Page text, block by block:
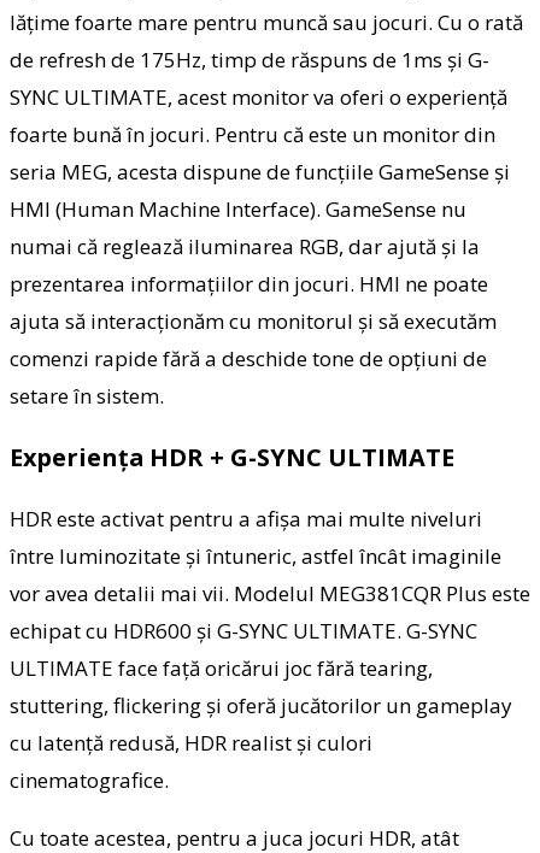
lățime foarte mare pentru muncă sau jocuri. Cu o rată
de refresh de 175Hz, timp de răspuns de 1ms și G-
SYNC ULTIMATE, acest monitor va oferi o experiență
foarte bună în jocuri. Pentru că este un monitor din
seria MEG, acesta dispune de funcțiile GameSense și
HMI (Human Machine Interface). GameSense nu
numai că reglează iluminarea RGB, dar ajută și la
prezentarea informațiilor din jocuri. HMI ne poate
ajuta să interacționăm cu monitorul și să executăm
comenzi rapide fără a deschide tone de opțiuni de
setare în sistem.
Experiența HDR + G-SYNC ULTIMATE
HDR este activat pentru a afișa mai multe niveluri
între luminozitate și întuneric, astfel încât imaginile
vor avea detalii mai vii. Modelul MEG381CQR Plus este
echipat cu HDR600 și G-SYNC ULTIMATE. G-SYNC
ULTIMATE face față oricărui joc fără tearing,
stuttering, flickering și oferă jucătorilor un gameplay
cu latență redusă, HDR realist și culori
cinematografice.
Cu toate acestea, pentru a juca jocuri HDR, atât